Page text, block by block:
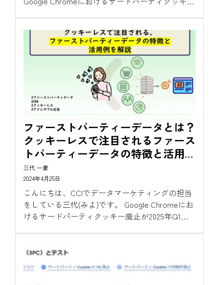
獲得効率の悪化が懸念されます。
ファーストパーティーデータとは？
クッキーレスで注目されるファース
トパーティーデータの特徴と活用事
例を紹介
三代 一豪
2024年4月25日
こんにちは、CCIでデータマーケティングの担当
をしている三代(みよ)です。 Google Chromeにお
けるサードパーティクッキー廃止が2025年Q1に